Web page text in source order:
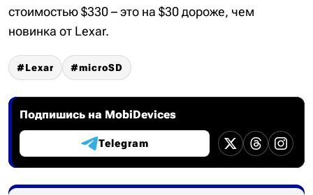
стоимостью $330 – это на $30 дороже, чем
новинка от Lexar.
Lexar microSD
Подпишись на MobiDevices
Telegram